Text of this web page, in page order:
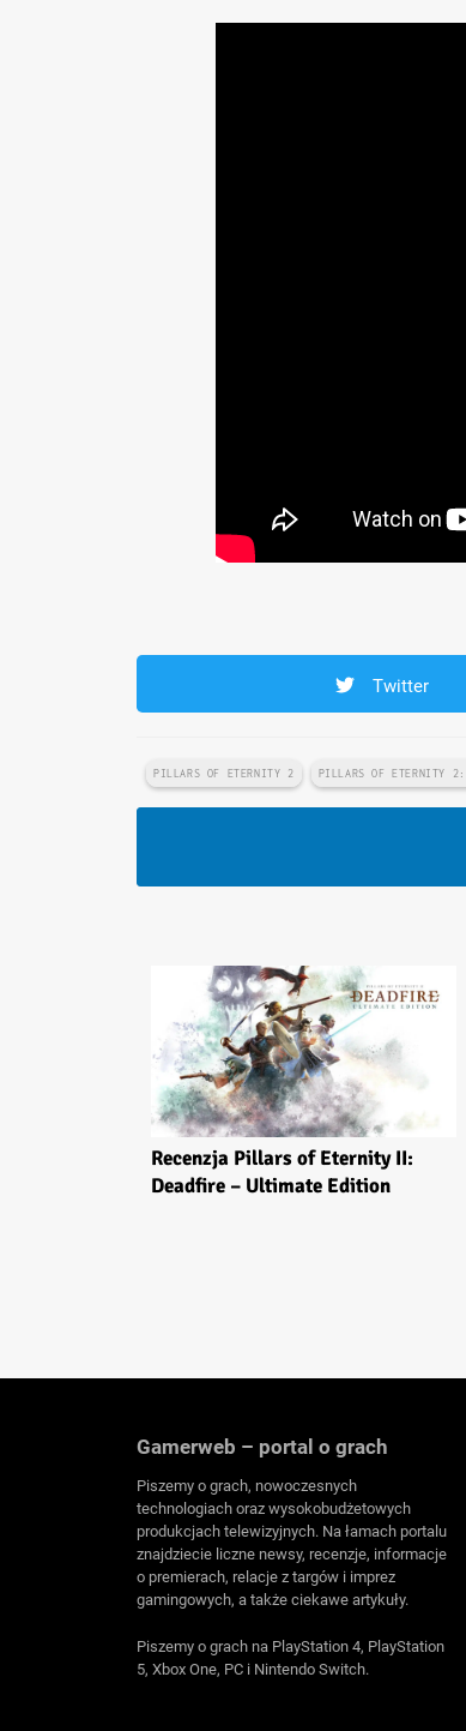
Twitter
PILLARS OF ETERNITY 2 PILLARS OF ETERNITY
Recenzja Pillars of Eternity II:
Deadfire – Ultimate Edition
Gamerweb – portal o grach
Piszemy o grach, nowoczesnych
technologiach oraz wysokobudżetowych
produkcjach telewizyjnych. Na łamach portalu
znajdziecie liczne newsy, recenzje, informacje
o premierach, relacje z targów i imprez
gamingowych, a także ciekawe artykuły.
Piszemy o grach na PlayStation 4, PlayStation
5, Xbox One, PC i Nintendo Switch.